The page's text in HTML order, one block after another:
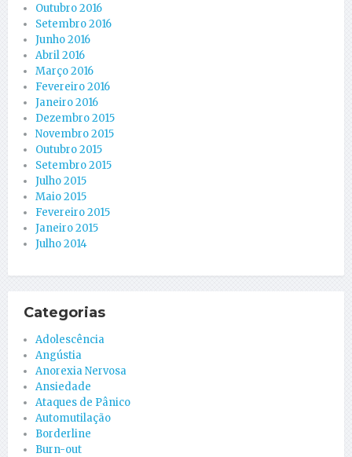
Outubro 2016
Setembro 2016
Junho 2016
Abril 2016
Março 2016
Fevereiro 2016
Janeiro 2016
Dezembro 2015
Novembro 2015
Outubro 2015
Setembro 2015
Julho 2015
Maio 2015
Fevereiro 2015
Janeiro 2015
Julho 2014
Categorias
Adolescência
Angústia
Anorexia Nervosa
Ansiedade
Ataques de Pânico
Automutilação
Borderline
Burn-out